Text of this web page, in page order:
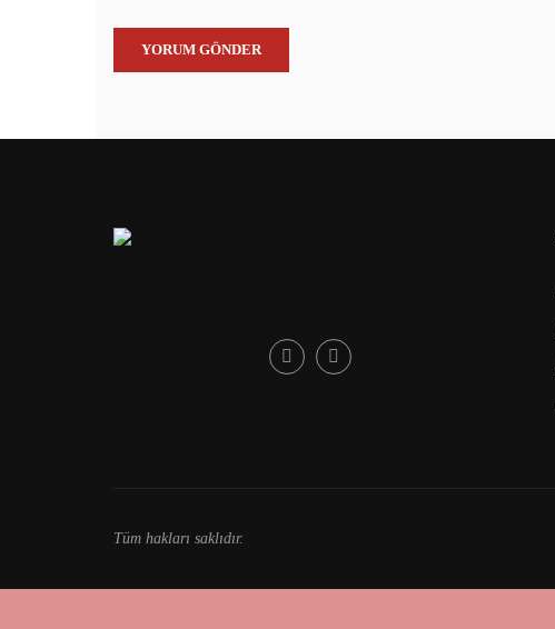
Tüm hakları saklıdır.